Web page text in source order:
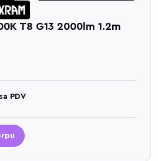
T8 G13 2000lm 1.2m
PDV